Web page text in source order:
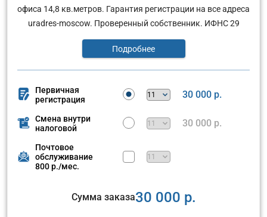
офиса 14,8 кв.метров. Гарантия регистрации на все адреса
uradres-moscow. Проверенный собственник. ИФНС 29
Подробнее
Первичная
регистрация
30 000 р.
Смена внутри
налоговой
30 000 р.
Почтовое
обслуживание
800 р./мес.
Сумма заказа30 000 р.